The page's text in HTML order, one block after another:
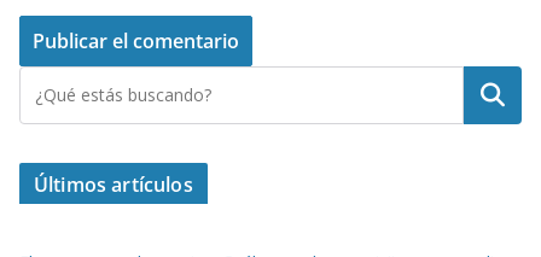
Buscar
Últimos artículos